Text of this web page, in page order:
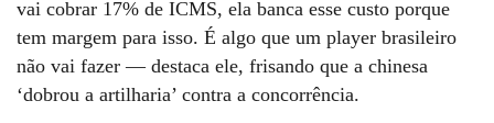
vai cobrar 17% de ICMS, ela banca esse custo porque
tem margem para isso. É algo que um player brasileiro
não vai fazer — destaca ele, frisando que a chinesa
‘dobrou a artilharia’ contra a concorrência.